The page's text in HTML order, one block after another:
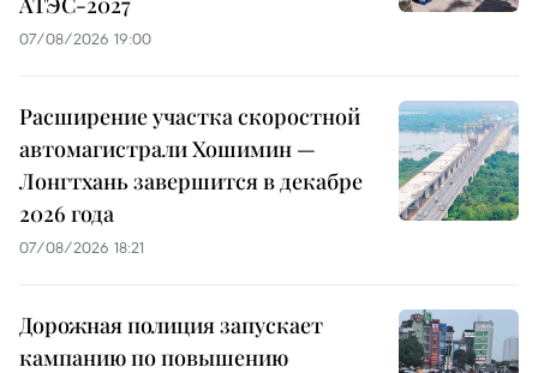
07/08/2026 19:00
Расширение участка скоростной
автомагистрали Хошимин —
Лонгтхань завершится в декабре
2026 года
07/08/2026 18:21
Дорожная полиция запускает
кампанию по повышению